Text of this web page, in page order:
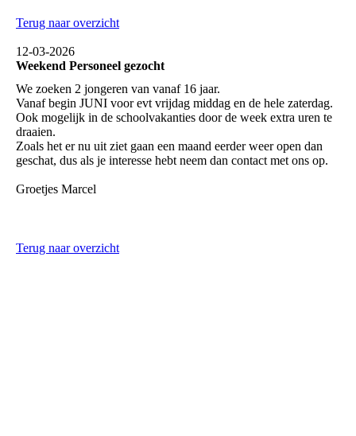
Terug naar overzicht
12-03-2026
Weekend Personeel gezocht
We zoeken 2 jongeren van vanaf 16 jaar.
Vanaf begin JUNI voor evt vrijdag middag en de hele zaterdag.
Ook mogelijk in de schoolvakanties door de week extra uren te
draaien.
Zoals het er nu uit ziet gaan een maand eerder weer open dan
geschat, dus als je interesse hebt neem dan contact met ons op.
Groetjes Marcel
Terug naar overzicht